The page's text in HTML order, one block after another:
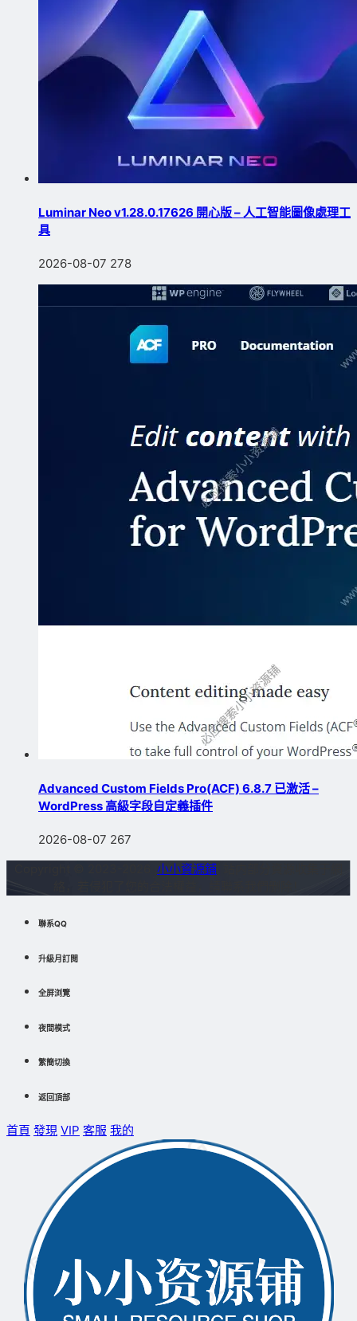
Luminar Neo v1.28.0.17626 開心版 – 人工智能圖像處理工
具
2026-08-07 278
Advanced Custom Fields Pro(ACF) 6.8.7 已激活 –
WordPress 高級字段自定義插件
2026-08-07 267
小小資源鋪
聯系QQ
升級月訂閱
全屏浏覽
夜間模式
繁簡切換
返回頂部
首頁 發現 VIP 客服 我的